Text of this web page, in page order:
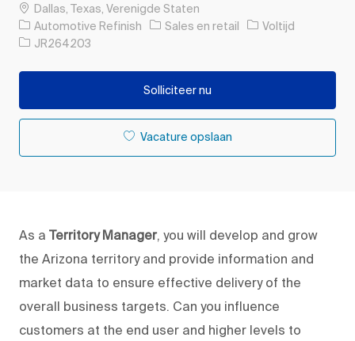
PlaatsDallas, Texas, Verenigde Staten
Automotive Refinish
Categorie
Sales en retail Soort baan
Voltijd
Taak-ID
JR264203
Solliciteer nu
Vacature opslaan
As a Territory Manager, you will develop and grow
the Arizona territory and provide information and
market data to ensure effective delivery of the
overall business targets. Can you influence
customers at the end user and higher levels to